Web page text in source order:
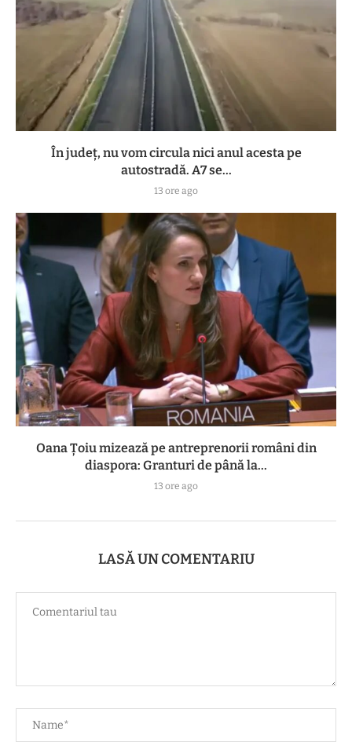
În județ, nu vom circula nici anul acesta pe
autostradă. A7 se...
13 ore ago
Oana Țoiu mizează pe antreprenorii români din
diaspora: Granturi de până la...
13 ore ago
LASĂ UN COMENTARIU